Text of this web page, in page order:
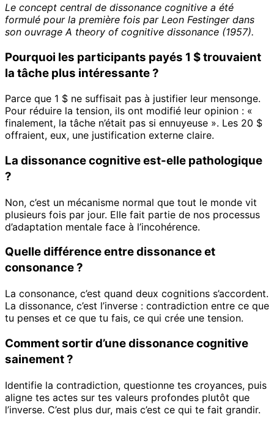
Le concept central de dissonance cognitive a été
formulé pour la première fois par Leon Festinger dans
son ouvrage A theory of cognitive dissonance (1957).
Pourquoi les participants payés 1 $ trouvaient
la tâche plus intéressante ?
Parce que 1 $ ne suffisait pas à justifier leur mensonge.
Pour réduire la tension, ils ont modifié leur opinion : «
finalement, la tâche n’était pas si ennuyeuse ». Les 20 $
offraient, eux, une justification externe claire.
La dissonance cognitive est-elle pathologique
?
Non, c’est un mécanisme normal que tout le monde vit
plusieurs fois par jour. Elle fait partie de nos processus
d’adaptation mentale face à l’incohérence.
Quelle différence entre dissonance et
consonance ?
La consonance, c’est quand deux cognitions s’accordent.
La dissonance, c’est l’inverse : contradiction entre ce que
tu penses et ce que tu fais, ce qui crée une tension.
Comment sortir d’une dissonance cognitive
sainement ?
Identifie la contradiction, questionne tes croyances, puis
aligne tes actes sur tes valeurs profondes plutôt que
l’inverse. C’est plus dur, mais c’est ce qui te fait grandir.